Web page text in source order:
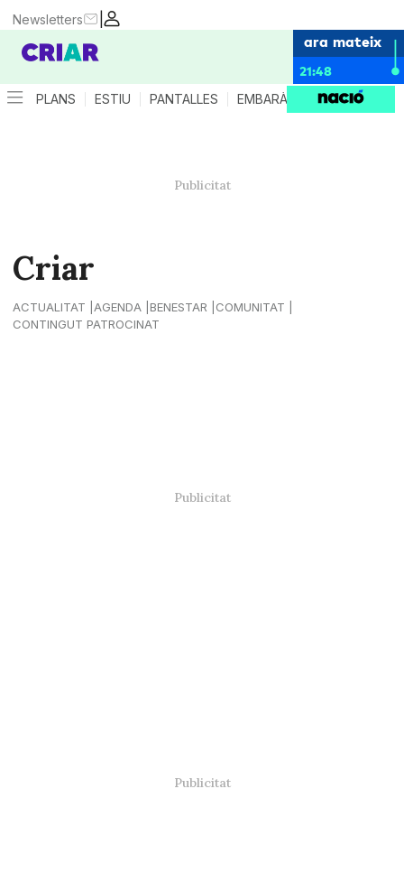
|
Newsletters
ara mateix
21:48
PLANS ESTIU PANTALLES EMBARÀS CRIANÇA
Criar
ACTUALITAT AGENDA BENESTAR
COMUNITAT
CONTINGUT PATROCINAT